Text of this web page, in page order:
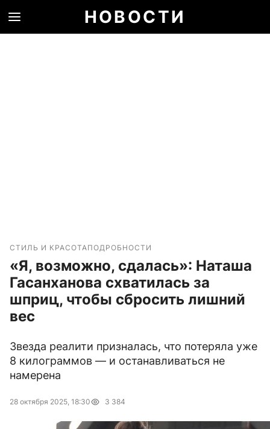
НОВОСТИ
СТИЛЬ И КРАСОТАПОДРОБНОСТИ
«Я, возможно, сдалась»: Наташа
Гасанханова схватилась за
шприц, чтобы сбросить лишний
вес
Звезда реалити призналась, что потеряла уже
8 килограммов — и останавливаться не
намерена
28 октября 2025, 18:30 3 384